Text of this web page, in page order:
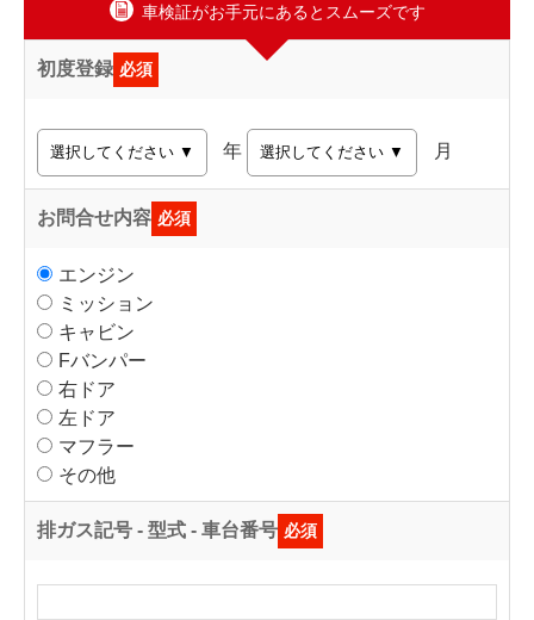
車検証がお手元にあるとスムーズです
初度登録 必須
年 月
お問合せ内容 必須
エンジン
ミッション
キャビン
Fバンパー
右ドア
左ドア
マフラー
その他
排ガス記号 - 型式 - 車台番号 必須